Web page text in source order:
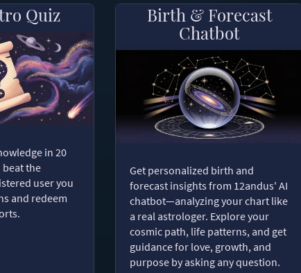
Quiz
in 20
beat the
user you
and redeem
Birth & Forecast
Chatbot
Get personalized birth and
forecast insights from 12andus' AI
chatbot—analyzing your chart like
a real astrologer. Explore your
cosmic path, life patterns, and get
guidance for love, growth, and
purpose by asking any question.